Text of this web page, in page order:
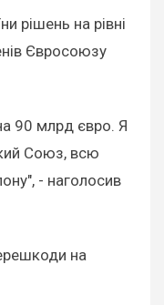
рішень на рівні
Євросоюзу
90 млрд євро. Я
Союз, всю
- наголосив
на